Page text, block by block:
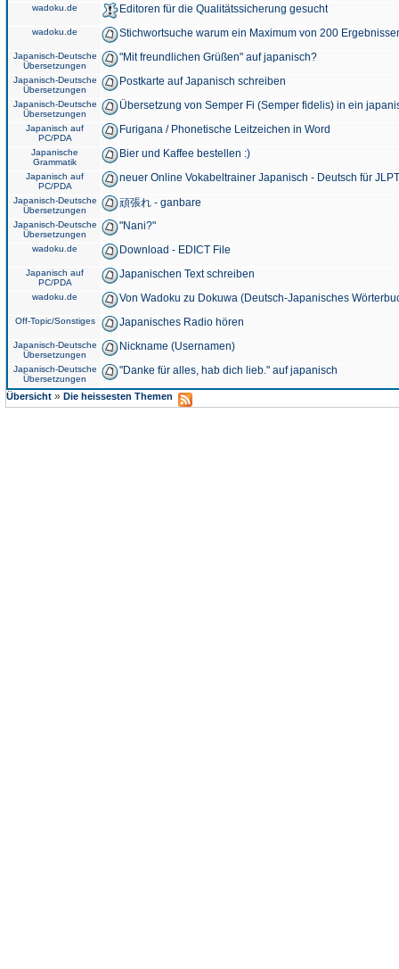
wadoku.de Editoren für die Qualitätssicherung gesucht
wadoku.de Stichwortsuche warum ein Maximum von 200
Japanisch-Deutsche
Übersetzungen
"Mit freundlichen Grüßen" auf japanisch?
Japanisch-Deutsche
Übersetzungen
Postkarte auf Japanisch schreiben
Japanisch-Deutsche
Übersetzungen
Übersetzung von Semper Fi (Semper fidelis) in ein
Japanisch auf
PC/PDA
Furigana / Phonetische Leitzeichen in Word
Japanische
Grammatik
Bier und Kaffee bestellen :)
Japanisch auf
PC/PDA
neuer Online Vokabeltrainer Japanisch - Deutsch für
Japanisch-Deutsche
Übersetzungen
頑張れ - ganbare
Japanisch-Deutsche
Übersetzungen
"Nani?"
wadoku.de Download - EDICT File
Japanisch auf
PC/PDA
Japanischen Text schreiben
wadoku.de Von Wadoku zu Dokuwa (Deutsch-Japanisches
Off-Topic/Sonstiges Japanisches Radio hören
Japanisch-Deutsche
Übersetzungen
Nickname (Usernamen)
Japanisch-Deutsche
Übersetzungen
"Danke für alles, hab dich lieb." auf japanisch
Übersicht » Die heissesten Themen